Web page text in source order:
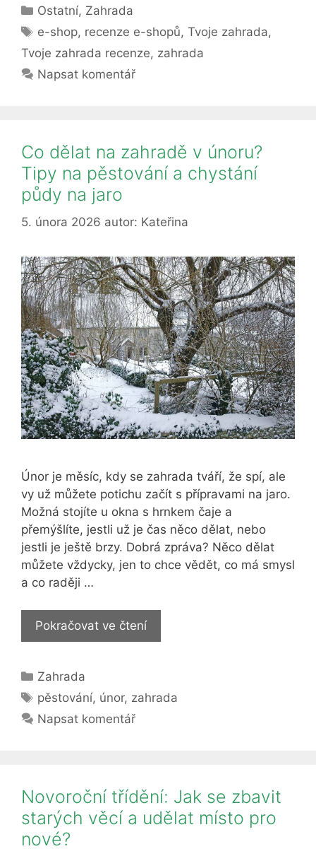
(recenze):
Vyplatí
Rubriky
Ostatní, Zahrada
Štítky
e-shop, recenze e-shopů,Tvoje zahrada,
Tvoje zahrada recenze, zahrada
Napsat komentář
Co dělat na zahradě v únoru?
Tipy na pěstování a chystání
půdy na jaro
5. února 2026 autor: Kateřina
Únor je měsíc, kdy se zahrada tváří, že spí, ale
vy už můžete potichu začít s přípravami na jaro.
Možná stojíte u okna s hrnkem čaje a
přemýšlíte, jestli už je čas něco dělat, nebo
jestli je ještě brzy. Dobrá zpráva? Něco dělat
můžete vždycky, jen to chce vědět, co má smysl
a co raději …
Pokračovat ve čteníCo
dělat
v
chystání
půdy
Rubriky
Zahrada
Štítky
pěstování, únor, zahrada
Napsat komentář
Novoroční třídění: Jak se zbavit
starých věcí a udělat místo pro
nové?